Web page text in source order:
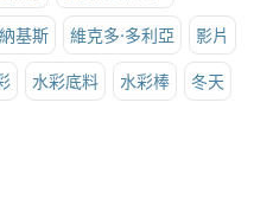
基斯 維克多·多利亞 影片
水彩底料 水彩棒 冬天